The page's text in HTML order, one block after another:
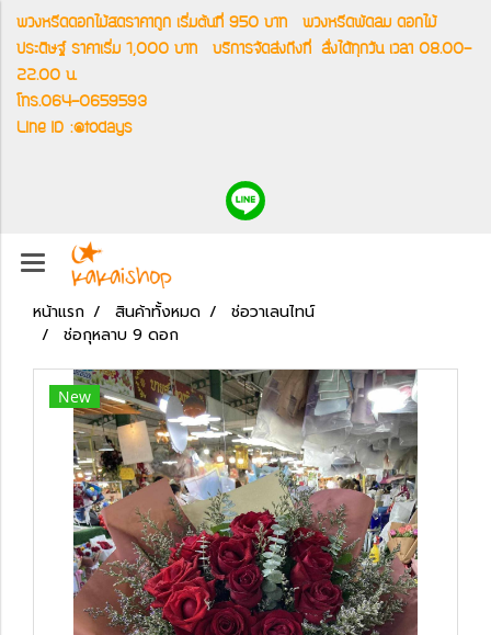
พวงหรีดดอกไม้สดราคาถูก เริ่มต้นที่ 950 บาท พวงหรีดพัดลม ดอกไม้
ประดิษฐ์ ราคาเริ่ม 1,000 บาท บริการจัดส่งถึงที่ สั่งได้ทุกวัน เวลา 08.00-
22.00 น.
โทร.064-0659593
Line ID :@todays
หน้าแรก สินค้าทั้งหมด
ช่อวาเลนไทน์
ช่อกุหลาบ 9 ดอก
New